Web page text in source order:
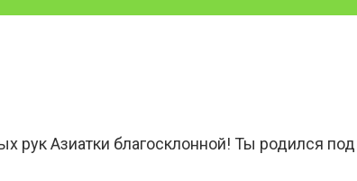
рук Азиатки благосклонной! Ты родился под